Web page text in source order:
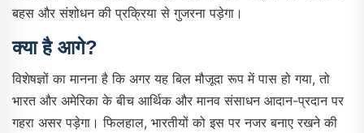
बहस और संशोधन की प्रक्रिया से गुजरना पड़ेगा।
क्या है आगे?
विशेषज्ञों का मानना है कि अगर यह बिल मौजूदा रूप में पास हो गया, तो
भारत और अमेरिका के बीच आर्थिक और मानव संसाधन आदान-प्रदान पर
गहरा असर पड़ेगा। फिलहाल, भारतीयों को इस पर नजर बनाए रखने की